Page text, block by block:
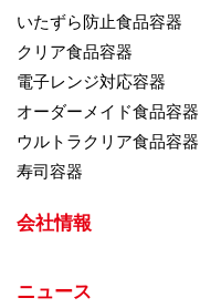
いたずら防止食品容器
クリア食品容器
電子レンジ対応容器
オーダーメイド食品容器
ウルトラクリア食品容器
寿司容器
会社情報
ニュース